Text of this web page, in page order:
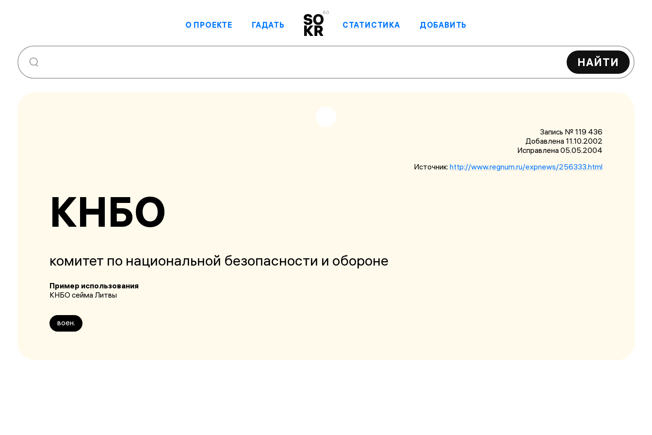
6.0
О ПРОЕКТЕ ГАДАТЬ СТАТИСТИКА ДОБАВИТЬ
НАЙТИ
Запись № 119 436
Добавлена 11.10.2002
Исправлена05.05.2004
Источник: http://www.regnum.ru/expnews/256333.html
КНБО
комитет по национальной безопасности и обороне
Пример использования
КНБО сейма Литвы
воен.